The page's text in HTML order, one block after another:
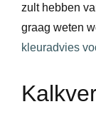
zult hebben
graag weten
kleuradvies